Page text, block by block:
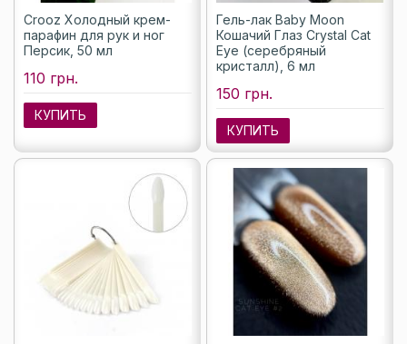
Crooz Холодный крем-
парафин для рук и ног
Персик, 50 мл
110 грн.
КУПИТЬ
Гель-лак Baby Moon
Кошачий Глаз Crystal Cat
Eye (серебряный
кристалл), 6 мл
150 грн.
КУПИТЬ